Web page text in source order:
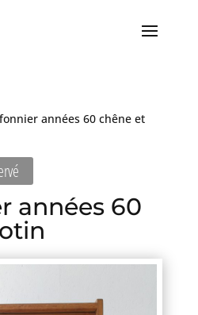
années 60 chêne et
années 60